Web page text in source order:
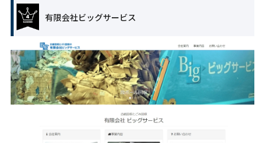
有限会社ビッグサービス